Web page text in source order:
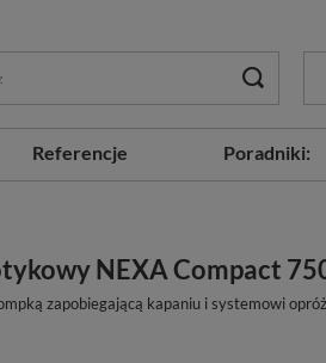
Referencje Poradniki:
NEXA Compact
zapobiegającą kapaniu i systemowi